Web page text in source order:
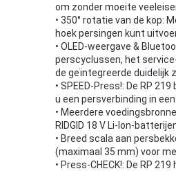
om zonder moeite
• 350° rotatie van de kop:
hoek persingen kunt
• OLED-weergave &
perscyclussen, het
de geïntegreerde duidelijk
• SPEED-Press!: De RP
u een persverbinding in
• Meerdere
RIDGID 18 V Li-Ion-
• Breed scala aan
(maximaal 35 mm) voor
• Press-CHECK!: De RP